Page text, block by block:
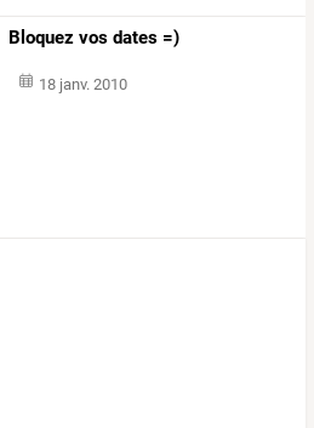
Bloquez vos dates =)
18 janv. 2010